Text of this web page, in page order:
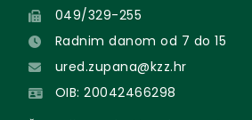
049/329-255
Radnim danom od 7 do 15
ured.zupana@kzz.hr
OIB: 20042466298